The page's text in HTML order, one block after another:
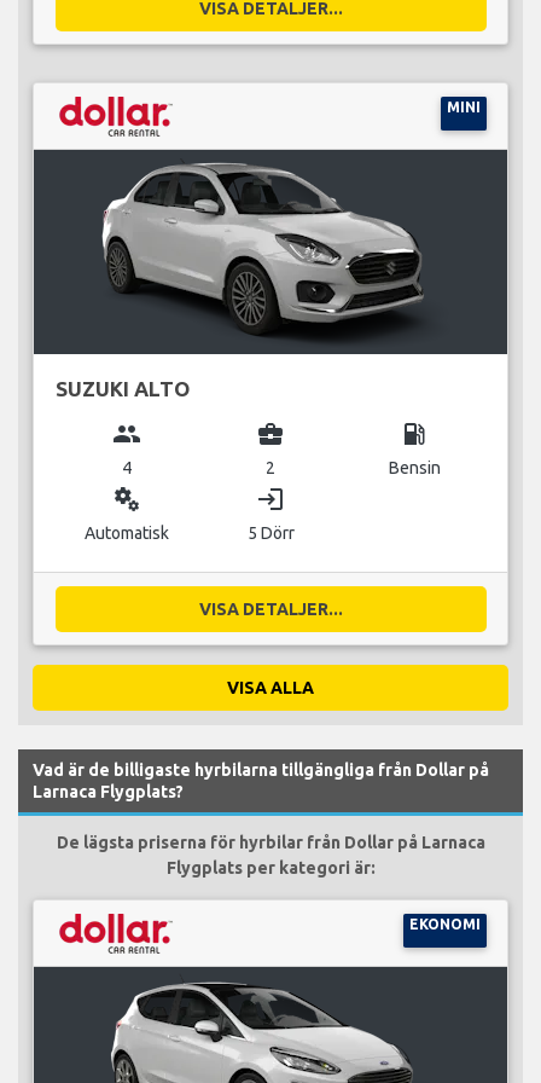
VISA DETALJER...
MINI
SUZUKI ALTO
group
4
business_center
2
local_gas_station
Bensin
miscellaneous_services
Automatisk
login
5 Dörr
VISA DETALJER...
VISA ALLA
Vad är de billigaste hyrbilarna tillgängliga från Dollar på
Larnaca Flygplats?
De lägsta priserna för hyrbilar från Dollar på Larnaca
Flygplats per kategori är:
EKONOMI